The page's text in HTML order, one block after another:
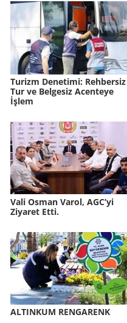
Tu­rizm De­ne­ti­mi: Reh­ber­siz
Tur ve Bel­ge­siz Acen­te­ye
İşlem
Vali Osman Varol, AGC’yi
Ziyaret Etti.
AL­TIN­KUM REN­GA­RENK